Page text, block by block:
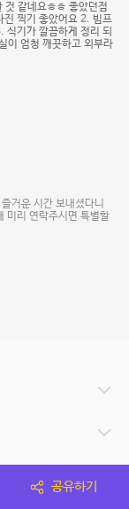
것 같네요ㅎㅎ 좋았던점
진 찍기 좋았어요 2. 빔프
식기가 깔끔하게 정리 되
이 엄청 깨끗하고 외부라
거운 시간 보내셨다니
미리 연락주시면 특별할
공유하기